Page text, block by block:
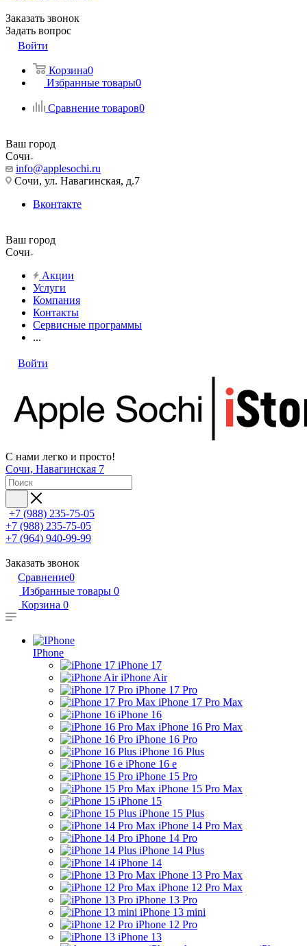
Заказать звонок
Задать вопрос
Войти
Корзина0
Избранные товары0
Сравнение товаров0
Ваш город
Сочи
info@applesochi.ru
Сочи, ул. Навагинская, д.7
Вконтакте
Ваш город
Сочи
Акции
Услуги
Компания
Контакты
Сервисные программы
...
Войти
С нами легко и просто!
Сочи, Навагинская 7
+7 (988) 235-75-05
+7 (988) 235-75-05
+7 (964) 940-99-99
Заказать звонок
Сравнение0
Избранные товары 0
Корзина 0
IPhone
iPhone 17
iPhone Air
iPhone 17 Pro
iPhone 17 Pro Max
iPhone 16
iPhone 16 Pro Max
iPhone 16 Pro
iPhone 16 Plus
iPhone 16 e
iPhone 15 Pro
iPhone 15 Pro Max
iPhone 15
iPhone 15 Plus
iPhone 14 Pro Max
iPhone 14 Pro
iPhone 14 Plus
iPhone 14
iPhone 13 Pro Max
iPhone 12 Pro Max
iPhone 13 Pro
iPhone 13 mini
iPhone 12 Pro
iPhone 13